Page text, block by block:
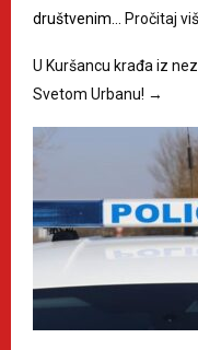
društvenim…
Pročitaj
U Kuršancu krađa iz
Svetom Urbanu! →